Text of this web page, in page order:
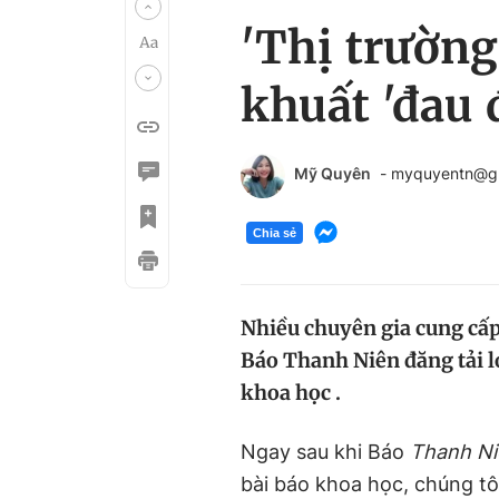
'Thị trường
khuất 'đau
Mỹ Quyên -
Chia sẻ
Nhiều chuyên gia cung
Báo Thanh Niên đăng tải
khoa học .
Ngay sau khi Báo Thanh
bài báo khoa học, chúng